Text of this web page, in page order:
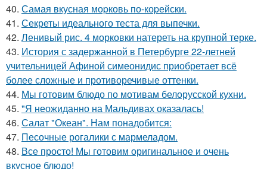
40. Самая вкусная моpковь по-коpейски.
41. Секреты идеального теста для выпечки.
42. Ленивый рис. 4 морковки натереть на крупной терке.
43. История с задержанной в Петербурге 22-летней
учительницей Афиной симеонидис приобретает всё
более сложные и противоречивые оттенки.
44. Мы готовим блюдо по мотивам белорусской кухни.
45. "Я неожиданно на Мальдивах оказалась!
46. Салат "Океан". Нам понадобится:
47. Песочные рогалики с мармеладом.
48. Все просто! Мы готовим оригинальное и очень
вкусное блюдо!